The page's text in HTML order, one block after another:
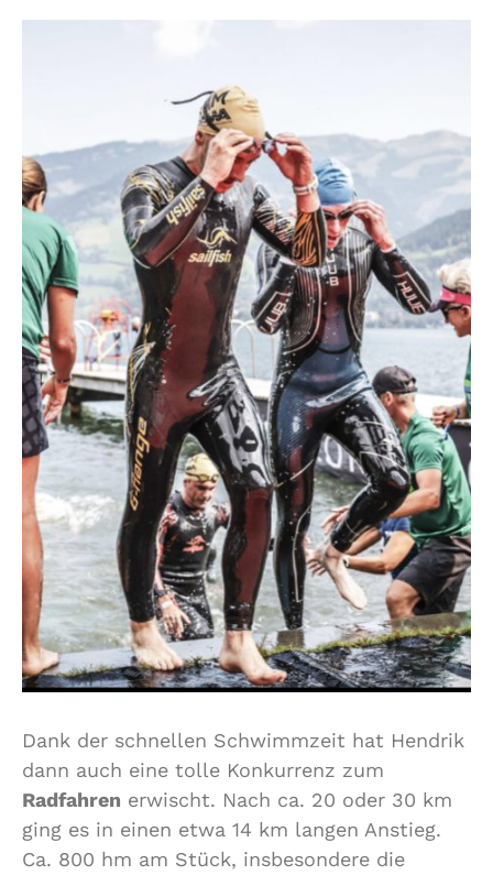
Dank der schnellen Schwimmzeit hat Hendrik
dann auch eine tolle Konkurrenz zum
Radfahren erwischt. Nach ca. 20 oder 30 km
ging es in einen etwa 14 km langen Anstieg.
Ca. 800 hm am Stück, insbesondere die